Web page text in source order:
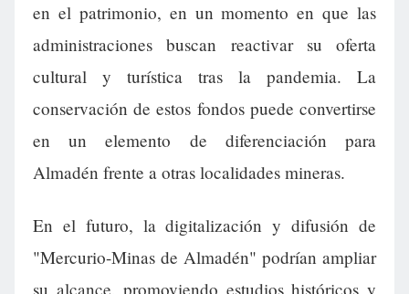
en el patrimonio, en un momento en que las
administraciones buscan reactivar su oferta
cultural y turística tras la pandemia. La
conservación de estos fondos puede convertirse
en un elemento de diferenciación para
Almadén frente a otras localidades mineras.
En el futuro, la digitalización y difusión de
"Mercurio-Minas de Almadén" podrían ampliar
su alcance, promoviendo estudios históricos y